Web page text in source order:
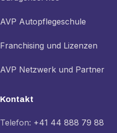
AVP Autopflegeschule
Franchising und Lizenzen
AVP Netzwerk und Partner
Kontakt
Telefon: +41 44 888 79 88